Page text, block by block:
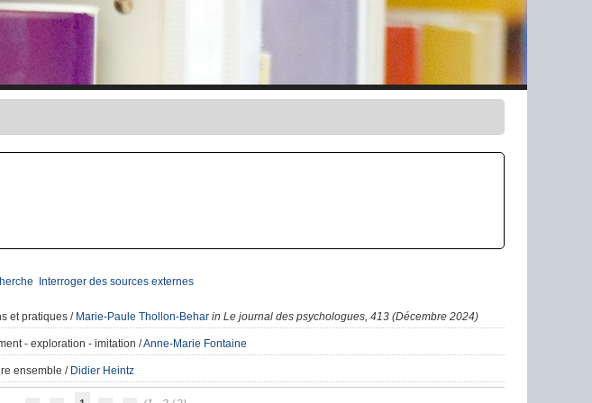
Interroger des sources externes
et pratiques/ Marie-Paule Thollon-Behar in Le journal des psychologues, 413 (Décembre 2024)
- exploration - imitation /Anne-Marie Fontaine
ensemble / Didier Heintz